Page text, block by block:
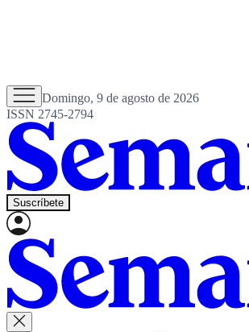
Domingo, 9 de agosto de 2026
ISSN 2745-2794
Suscríbete